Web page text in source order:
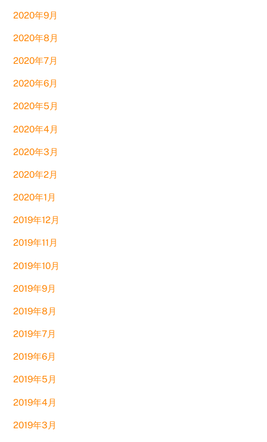
2020年9月
2020年8月
2020年7月
2020年6月
2020年5月
2020年4月
2020年3月
2020年2月
2020年1月
2019年12月
2019年11月
2019年10月
2019年9月
2019年8月
2019年7月
2019年6月
2019年5月
2019年4月
2019年3月